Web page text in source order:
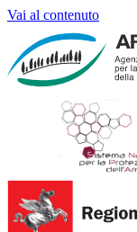
Vai al contenuto